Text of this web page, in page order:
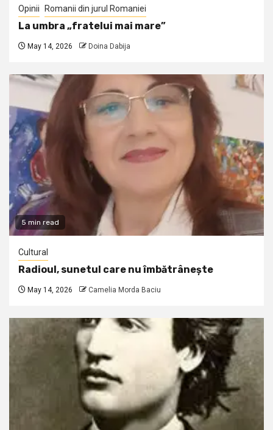
Opinii Romanii din jurul Romaniei
La umbra „fratelui mai mare”
May 14, 2026 Doina Dabija
5 min read
Cultural
Radioul, sunetul care nu îmbătrânește
May 14, 2026 Camelia Morda Baciu